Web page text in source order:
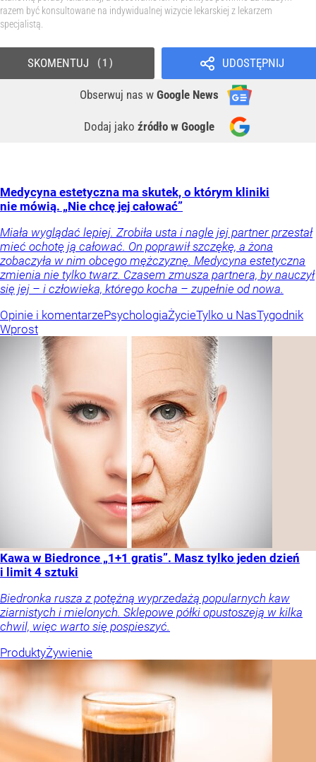
razem być konsultowane na indywidualnej wizycie lekarskiej z lekarzem
specjalistą.
UDOSTĘPNIJ
Obserwuj nas w Google News
Dodaj jako źródło w Google
SKOMENTUJ 1
Medycyna estetyczna ma skutek, o którym kliniki
nie mówią. „Nie chcę jej całować”
Miała wyglądać lepiej. Zrobiła usta i nagle jej partner przestał
mieć ochotę ją całować. On poprawił szczękę, a żona
zobaczyła w nim obcego mężczyznę. Medycyna estetyczna
zmienia nie tylko twarz. Czasem zmusza partnera, by nauczył
się jej – i człowieka, którego kocha – zupełnie od nowa.
Opinie i komentarzePsychologiaŻycieTylko u NasTygodnik
Wprost
Kawa w Biedronce „1+1 gratis”. Masz tylko jeden dzień
i limit 4 sztuki
Biedronka rusza z potężną wyprzedażą popularnych kaw
ziarnistych i mielonych. Sklepowe półki opustoszeją w kilka
chwil, więc warto się pospieszyć.
ProduktyŻywienie